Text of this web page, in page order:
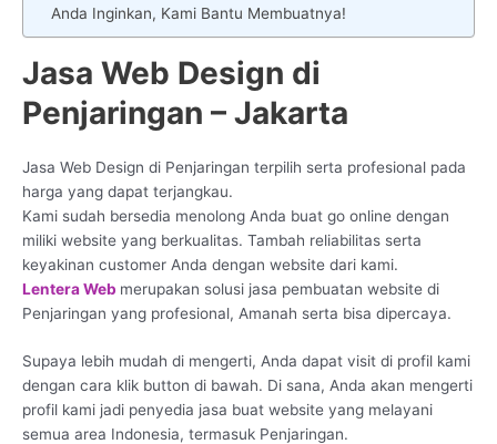
Anda Inginkan, Kami Bantu Membuatnya!
Jasa Web Design di
Penjaringan – Jakarta
Jasa Web Design di Penjaringan terpilih serta profesional pada
harga yang dapat terjangkau.
Kami sudah bersedia menolong Anda buat go online dengan
miliki website yang berkualitas. Tambah reliabilitas serta
keyakinan customer Anda dengan website dari kami.
Lentera Web merupakan solusi jasa pembuatan website di
Penjaringan yang profesional, Amanah serta bisa dipercaya.
Supaya lebih mudah di mengerti, Anda dapat visit di profil kami
dengan cara klik button di bawah. Di sana, Anda akan mengerti
profil kami jadi penyedia jasa buat website yang melayani
semua area Indonesia, termasuk Penjaringan.